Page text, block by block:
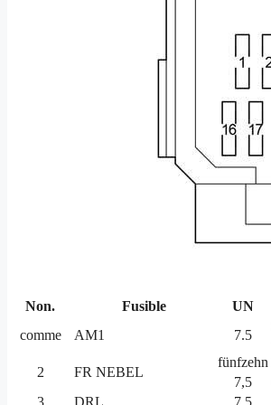
Non. Fusible UN
comme
AM1 7.5
2
FR NEBEL
fünfzehn
7,5
3
DRL 7,5